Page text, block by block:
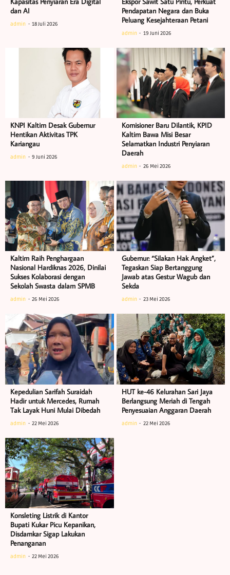
dan AI
admin 18 Juli 2026
Pendapatan Negara dan Buka
Peluang Kesejahteraan Petani
admin 19 Juni 2026
KNPI Kaltim Desak Gubernur
Hentikan Aktivitas TPK
Kariangau
admin 9 Juni 2026
Komisioner Baru Dilantik, KPID
Kaltim Bawa Misi Besar
Selamatkan Industri Penyiaran
Daerah
admin 26 Mei 2026
Kaltim Raih Penghargaan
Nasional Hardiknas 2026, Dinilai
Sukses Kolaborasi dengan
Sekolah Swasta dalam SPMB
admin 26 Mei 2026
Gubernur: “Silakan Hak Angket”,
Tegaskan Siap Bertanggung
Jawab atas Gestur Wagub dan
Sekda
admin 23 Mei 2026
Kepedulian Sarifah Suraidah
Hadir untuk Mercedes, Rumah
Tak Layak Huni Mulai Dibedah
admin 22 Mei 2026
HUT ke-46 Kelurahan Sari Jaya
Berlangsung Meriah di Tengah
Penyesuaian Anggaran Daerah
admin 22 Mei 2026
Konsleting Listrik di Kantor
Bupati Kukar Picu Kepanikan,
Disdamkar Sigap Lakukan
Penanganan
admin 22 Mei 2026